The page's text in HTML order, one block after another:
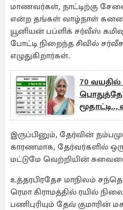
மாணவர்கள், நாட்டிற்கு
என்ற தங்கள் வாழ்நாள்
யூனியன் பப்ளிக் சர்வீஸ்
போட்டி நிறைந்த சிவில்
எழுதுகிறார்கள்.
70 வயதில்
இருப்பினும், தேர்வின்
காரணமாக, தேர்வர்களில் ஒரு
மட்டுமே வெற்றியின்
உத்தரபிரதேச மாநிலம்
ரெமா கிராமத்தில் ரயில்
பணிபுரியும் தேவ் குமாரின்